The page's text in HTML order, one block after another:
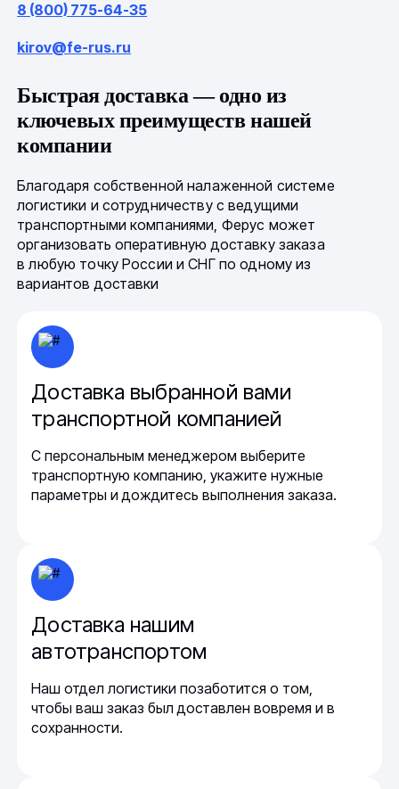
8 (800) 775-64-35
kirov@fe-rus.ru
Быстрая доставка — одно из
ключевых преимуществ нашей
компании
Благодаря собственной налаженной системе
логистики и сотрудничеству с ведущими
транспортными компаниями, Ферус может
организовать оперативную доставку заказа
в любую точку России и СНГ по одному из
вариантов доставки
Доставка выбранной вами
транспортной компанией
С персональным менеджером выберите
транспортную компанию, укажите нужные
параметры и дождитесь выполнения заказа.
Доставка нашим
автотранспортом
Наш отдел логистики позаботится о том,
чтобы ваш заказ был доставлен вовремя и в
сохранности.